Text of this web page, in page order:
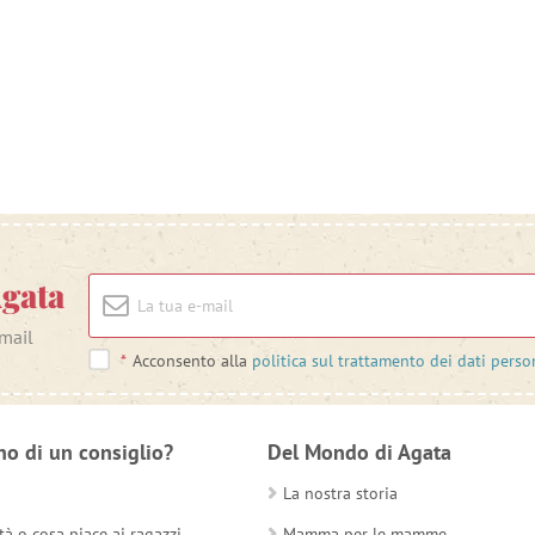
* Acconsento alla politica sul trattamento dei dati
di un consiglio? Del Mondo di Agata
La nostra storia